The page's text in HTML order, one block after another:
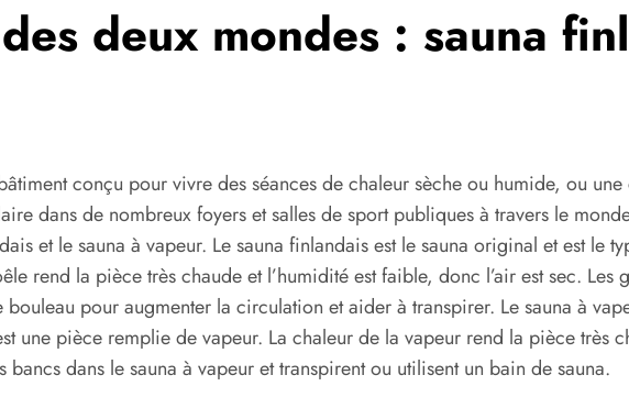
deux mondes : sauna
conçu pour vivre des séances de chaleur sèche ou humide, ou
dans de nombreux foyers et salles de sport publiques à travers le
et le sauna à vapeur. Le sauna finlandais est le sauna original et est le
rend la pièce très chaude et l’humidité est faible, donc l’air est sec. Les
pour augmenter la circulation et aider à transpirer. Le sauna à
une pièce remplie de vapeur. La chaleur de la vapeur rend la pièce très
bancs dans le sauna à vapeur et transpirent ou utilisent un bain de sauna.